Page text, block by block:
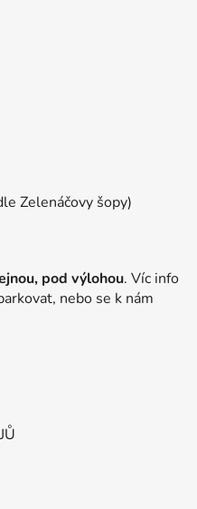
Zelenáčovy šopy)
pod výlohou. Víc info
nebo se k nám